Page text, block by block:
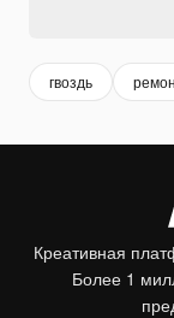
гвоздь
Креативная
Более 1